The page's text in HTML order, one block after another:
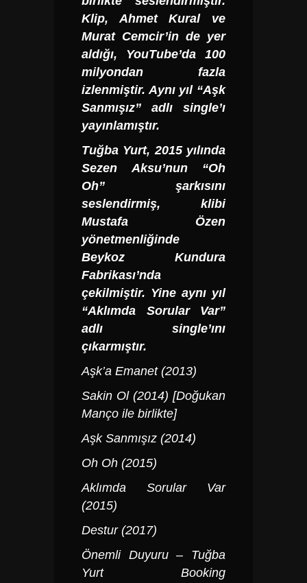
Klip, Ahmet Kural ve
Murat Cemcir’in de yer
aldığı, YouTube’da 100
milyondan fazla
izlenmiştir. Aynı yıl “Aşk
Sanmışız” adlı single’ı
yayınlamıştır.
Tuğba Yurt, 2015 yılında
Sezen Aksu’nun “Oh
Oh” şarkısını
seslendirmiş, klibi
Mustafa Özen
yönetmenliğinde
Beykoz Kundura
Fabrikası’nda
çekilmiştir. Yine aynı yıl
“Aklımda Sorular Var”
adlı single’ını
çıkarmıştır.
Aşk’a Emanet (2013)
Sakin Ol (2014) [Doğukan
Manço ile birlikte]
Aşk Sanmışız (2014)
Oh Oh (2015)
Aklımda Sorular Var
(2015)
Destur (2017)
Önemli Duyuru – Tuğba
YurtBooking